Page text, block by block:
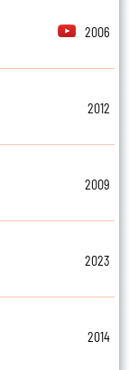
2006
2012
2009
2023
2014